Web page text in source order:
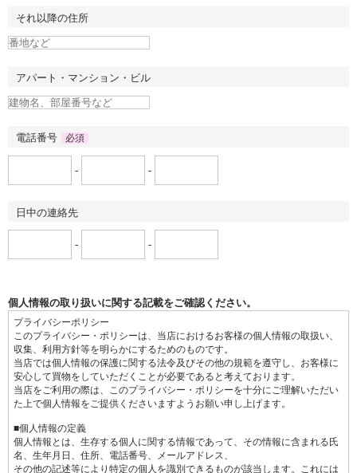
それ以降の住所
アパート・マンション・ビル
電話番号 必須
- -
日中の連絡先
- -
個人情報の取り扱いに関する記載をご確認ください。